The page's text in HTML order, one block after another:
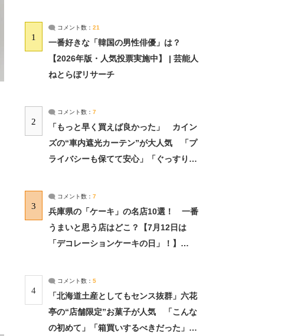
1
コメント数： 21
一番好きな「韓国の男性俳優」は？
【2026年版・人気投票実施中】 | 芸能人
ねとらぼリサーチ
2
コメント数： 7
「もっと早く買えば良かった」 カイン
ズの“車内遮光カーテン”が大人気 「プ
ライバシーも保てて安心」「ぐっすり眠
3
コメント数： 7
兵庫県の「ケーキ」の名店10選！ 一番
うまいと思う店はどこ？【7月12日は
「デコレーションケーキの日」！】
4
コメント数： 5
「北海道土産としてもセンス抜群」六花
亭の“店舗限定”お菓子が人気 「こんな
の初めて」「箱買いするべきだった」